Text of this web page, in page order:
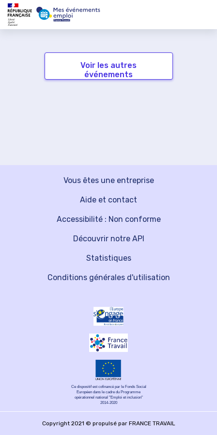
Voir les autres
événements
Vous êtes une entreprise
Découvrir notre API
Aide et contact
Statistiques
Accessibilité : Non conforme
Conditions générales d'utilisation
Ce dispositif est cofinancé par le Fonds Social
Européen dans le cadre du Programme
opérationnel national "Emploi et inclusion"
2014-2020
Copyright 2021 © propulsé par FRANCE TRAVAIL